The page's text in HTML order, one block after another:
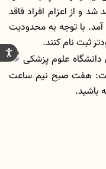
شد و از اعزام افراد فاقد
با توجه به محدودیت
ثبت نام کنند.
علوم پزشکی
هفت صبح نیم ساعت
باشید.